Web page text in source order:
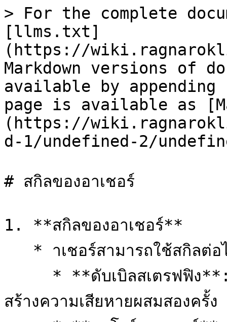
> For the complete
[llms.txt]
(https://
Markdown versions of
available by
page is available as
(https://
d-1/undefined-2/
# สกิลของอาเชอร์
1. **สกิลของอาเชอร์**
สร้างความเสียหายผสมสองครั้ง